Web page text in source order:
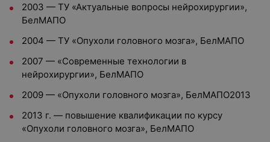
2003 — ТУ «Актуальные вопросы нейрохирургии»,
БелМАПО
2004 — ТУ «Опухоли головного мозга», БелМАПО
2007 — «Современные технологии в
нейрохирургии», БелМАПО
2009 — «Опухоли головного мозга», БелМАПО2013
2013 г. — повышение квалификации по курсу
«Опухоли головного мозга», БелМАПО